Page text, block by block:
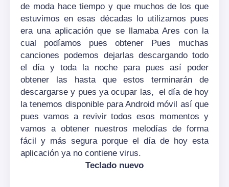
de moda hace tiempo y que muchos de los que
estuvimos en esas décadas lo utilizamos pues
era una aplicación que se llamaba Ares con la
cual podíamos pues obtener Pues muchas
canciones podemos dejarlas descargando todo
el día y toda la noche para pues así poder
obtener las hasta que estos terminarán de
descargarse y pues ya ocupar las, el día de hoy
la tenemos disponible para Android móvil así que
pues vamos a revivir todos esos momentos y
vamos a obtener nuestros melodías de forma
fácil y más segura porque el día de hoy esta
aplicación ya no contiene virus.
Teclado nuevo